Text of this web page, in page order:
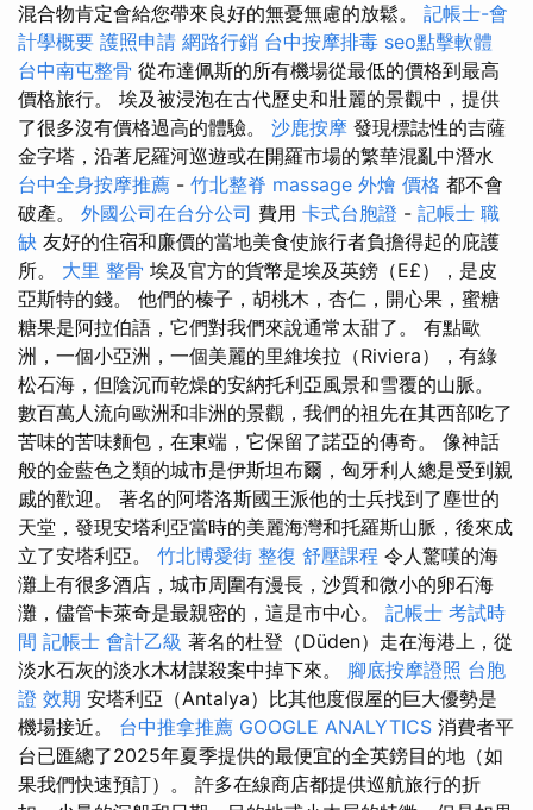
混合物肯定會給您帶來良好的無憂無慮的放鬆。 記帳士-會
計學概要 護照申請 網路行銷 台中按摩排毒 seo點擊軟體
台中南屯整骨 從布達佩斯的所有機場從最低的價格到最高
價格旅行。 埃及被浸泡在古代歷史和壯麗的景觀中，提供
了很多沒有價格過高的體驗。 沙鹿按摩 發現標誌性的吉薩
金字塔，沿著尼羅河巡遊或在開羅市場的繁華混亂中潛水
台中全身按摩推薦 - 竹北整脊 massage 外燴 價格 都不會
破產。 外國公司在台分公司 費用 卡式台胞證 - 記帳士 職
缺 友好的住宿和廉價的當地美食使旅行者負擔得起的庇護
所。 大里 整骨 埃及官方的貨幣是埃及英鎊（E£），是皮
亞斯特的錢。 他們的榛子，胡桃木，杏仁，開心果，蜜糖
糖果是阿拉伯語，它們對我們來說通常太甜了。 有點歐
洲，一個小亞洲，一個美麗的里維埃拉（Riviera），有綠
松石海，但陰沉而乾燥的安納托利亞風景和雪覆的山脈。
數百萬人流向歐洲和非洲的景觀，我們的祖先在其西部吃了
苦味的苦味麵包，在東端，它保留了諾亞的傳奇。 像神話
般的金藍色之類的城市是伊斯坦布爾，匈牙利人總是受到親
戚的歡迎。 著名的阿塔洛斯國王派他的士兵找到了塵世的
天堂，發現安塔利亞當時的美麗海灣和托羅斯山脈，後來成
立了安塔利亞。 竹北博愛街 整復 舒壓課程 令人驚嘆的海
灘上有很多酒店，城市周圍有漫長，沙質和微小的卵石海
灘，儘管卡萊奇是最親密的，這是市中心。 記帳士 考試時
間 記帳士 會計乙級 著名的杜登（Düden）走在海港上，從
淡水石灰的淡水木材謀殺案中掉下來。 腳底按摩證照 台胞
證 效期 安塔利亞（Antalya）比其他度假屋的巨大優勢是
機場接近。 台中推拿推薦 GOOGLE ANALYTICS 消費者平
台已匯總了2025年夏季提供的最便宜的全英鎊目的地（如
果我們快速預訂）。 許多在線商店都提供巡航旅行的折